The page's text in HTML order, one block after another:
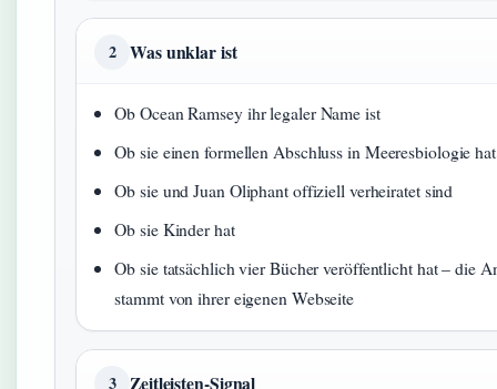
2 Was unklar ist
Ob Ocean Ramsey ihr legaler Name ist
Ob sie einen formellen Abschluss in Meeresbiologie hat
Ob sie und Juan Oliphant offiziell verheiratet sind
Ob sie Kinder hat
Ob sie tatsächlich vier Bücher veröffentlicht hat – die
stammt von ihrer eigenen Webseite
3 Zeitleisten-Signal